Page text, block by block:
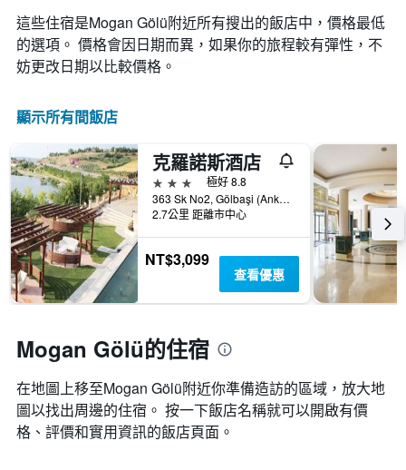
這些住宿是Mogan Gölü​附近所有搜出的飯店中，價格最低
的選項。 價格會因日期而異，如果你的旅程較有彈性，不
妨更改日期以比較價格。
顯示所有間飯店
克羅諾斯酒店
3星級
極好 8.8
363 Sk No2, Gölbaşi (Ankara), 土耳其
2.7公里 距離市中心
NT$3,099
查看優惠
Mogan Gölü的住宿
在地圖上移至Mogan Gölü​​附近你準備造訪的區域，放大地
圖以找出周邊的住宿。 按一下飯店名稱就可以開啟有價
格、評價和實用資訊的飯店頁面。